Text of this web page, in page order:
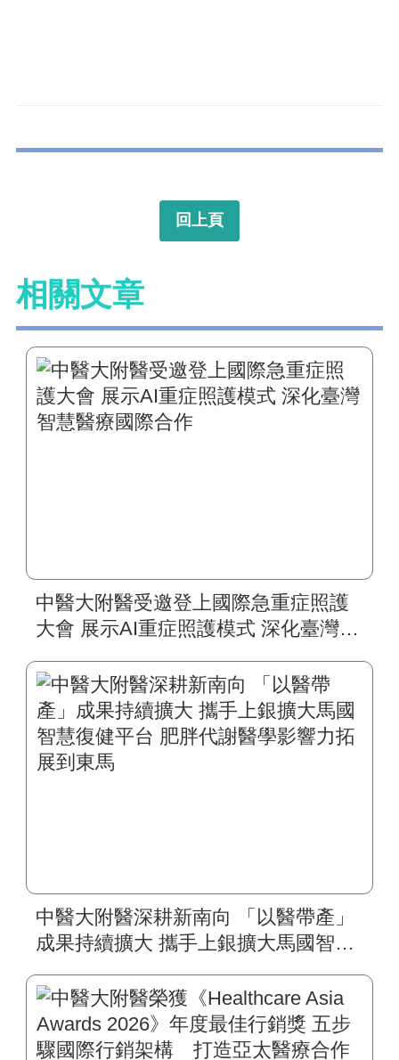
回上頁
相關文章
中醫大附醫受邀登上國際急重症照護
大會 展示AI重症照護模式 深化臺灣智
中醫大附醫深耕新南向 「以醫帶產」
成果持續擴大 攜手上銀擴大馬國智慧
東馬